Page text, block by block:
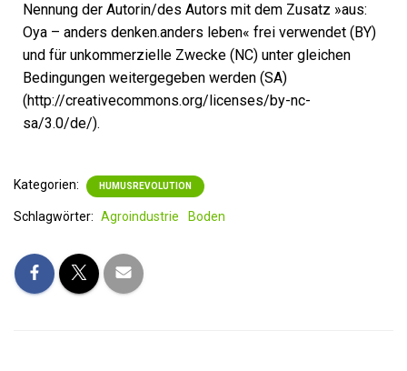
Nennung der Autorin/des Autors mit dem Zusatz »aus:
Oya – anders denken.anders leben« frei verwendet (BY)
und für unkommerzielle Zwecke (NC) unter gleichen
Bedingungen weitergegeben werden (SA)
(http://creativecommons.org/licenses/by-nc-
sa/3.0/de/).
Kategorien: HUMUSREVOLUTION
Schlagwörter: Agroindustrie Boden